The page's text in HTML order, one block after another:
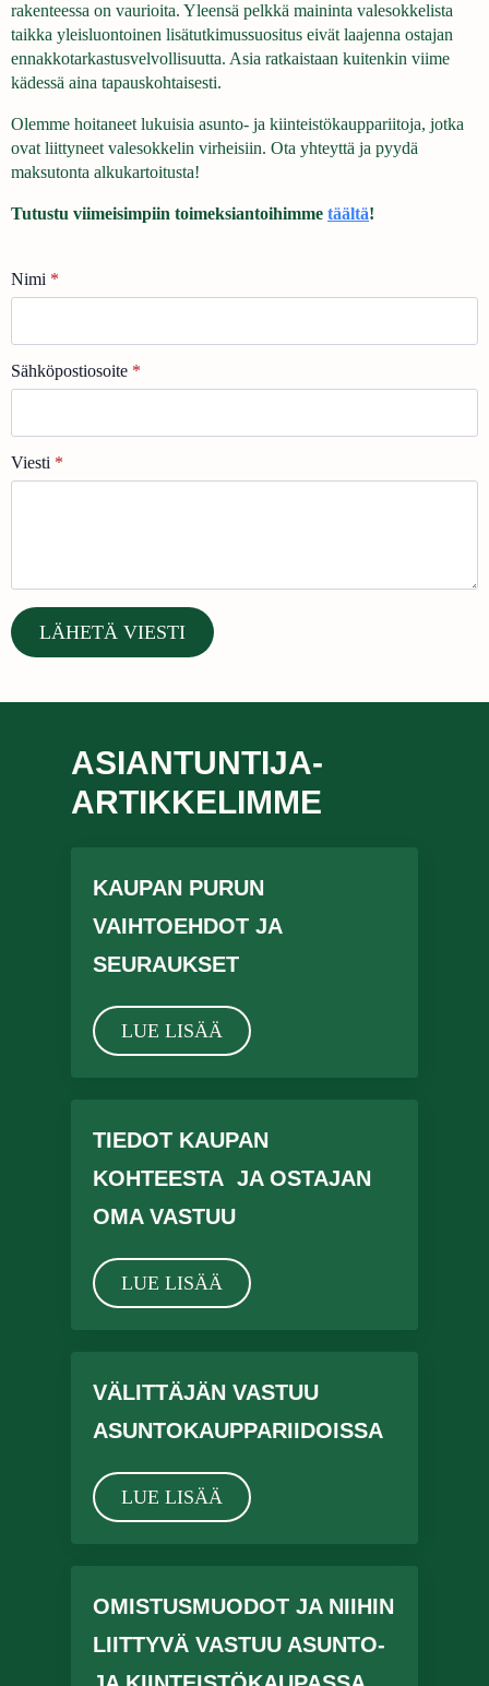
rakenteessa on vaurioita. Yleensä pelkkä maininta valesokkelista
taikka yleisluontoinen lisätutkimussuositus eivät laajenna ostajan
ennakkotarkastusvelvollisuutta. Asia ratkaistaan kuitenkin viime
kädessä aina tapauskohtaisesti.
Olemme hoitaneet lukuisia asunto- ja kiinteistökauppariitoja, jotka
ovat liittyneet valesokkelin virheisiin. Ota yhteyttä ja pyydä
maksutonta alkukartoitusta!
Tutustu viimeisimpiin toimeksiantoihimme täältä!
Nimi *
Sähköpostiosoite *
Viesti *
LÄHETÄ VIESTI
ASIANTUNTIJA-
ARTIKKELIMME
KAUPAN PURUN
VAIHTOEHDOT JA
SEURAUKSET
LUE LISÄÄ
TIEDOT KAUPAN
KOHTEESTA JA OSTAJAN
OMA VASTUU
LUE LISÄÄ
VÄLITTÄJÄN VASTUU
ASUNTOKAUPPARIIDOISSA
LUE LISÄÄ
OMISTUSMUODOT JA NIIHIN
LIITTYVÄ VASTUU ASUNTO-